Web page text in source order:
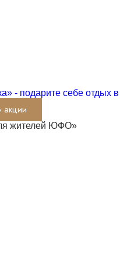
- подарите себе отдых
акции